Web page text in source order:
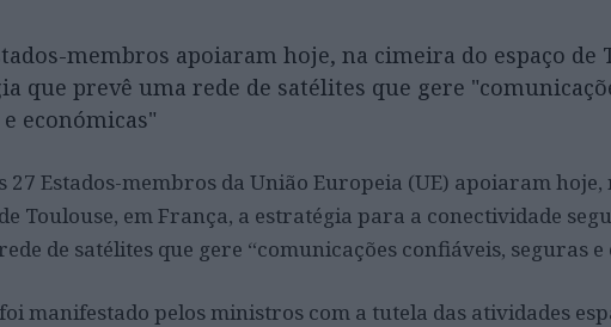
membros apoiaram hoje, na cimeira do espaço de
que prevê uma rede de satélites que gere
económicas"
s 27 Estados-membros da União Europeia (UE) apoiaram
de Toulouse, em França, a estratégia para a conectividade
rede de satélites que gere “comunicações confiáveis, seguras e
manifestado pelos ministros com a tutela das atividades